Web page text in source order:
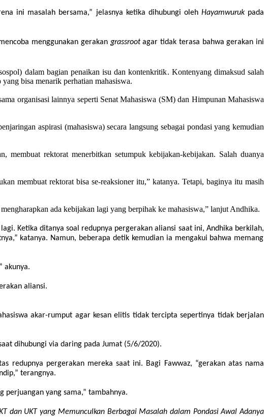
ini masalah bersama,” jelasnya ketika dihubungi oleh Hayamwuruk pada
menggunakan gerakan grassrootagar tidak terasa bahwa gerakan ini
dalam bagian penaikan isu dan kontenkritik. Kontenyang dimaksud salah
bisa menarik perhatian mahasiswa.
organisasi lainnya seperti Senat Mahasiswa (SM)dan Himpunan Mahasiswa
aspirasi (mahasiswa) secara langsung sebagai pondasi yang kemudian
membuat rektorat menerbitkan setumpuk kebijakan-kebijakan. Salah duanya
membuat rektorat bisa se-reaksioner itu,” katanya. Tetapi, baginya itu masih
ada kebijakan lagi yang berpihak ke mahasiswa,” lanjut Andhika.
Ketika ditanya soal redupnya pergerakan aliansi saat ini, Andhika berkilah,
katanya. Namun, beberapa detik kemudian ia mengakui bahwa memang
akunya.
aliansi.
akar-rumput agar kesan elitis tidak tercipta sepertinya tidak berjalan
dihubungi via daring pada Jumat (5/6/2020).
redupnya pergerakan mereka saat ini. Bagi Fawwaz, “gerakan atas nama
terangnya.
perjuangan yang sama,” tambahnya.
dan UKT yang Memunculkan Berbagai Masalah dalam Pondasi Awal Adanya